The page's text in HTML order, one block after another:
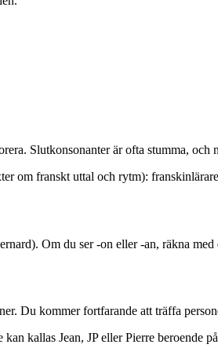
Slutkonsonanter är ofta stumma, och
om franskt uttal och rytm):
Om du ser -on eller -an, räkna
Du kommer fortfarande att träffa
kallas Jean, JP eller Pierre beroende